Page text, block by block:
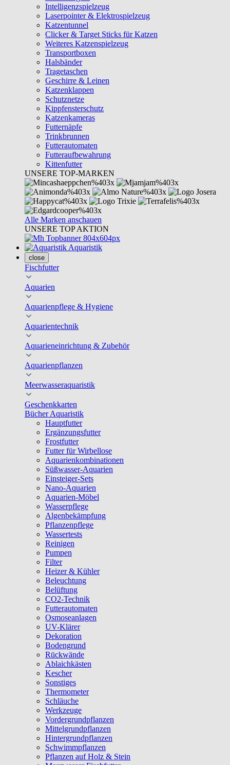
Intelligenzspielzeug
Laserpointer & Elektrospielzeug
Katzentunnel
Clicker & Target Sticks für Katzen
Weiteres Katzenspielzeug
Transportboxen
Halsbänder
Tragetaschen
Geschirre & Leinen
Katzenklappen
Schutznetze
Kippfensterschutz
Katzenkameras
Futternäpfe
Trinkbrunnen
Futterautomaten
Futteraufbewahrung
Kittenfutter
UNSERE TOP-MARKEN
Alle Marken anschauen
UNSERE TOP AKTION
Aquaristik
close
Fischfutter
Aquarien
Aquarienpflege & Hygiene
Aquarientechnik
Aquarieneinrichtung & Zubehör
Aquarienpflanzen
Meerwasseraquaristik
Geschenkkarten
Bücher Aquaristik
Hauptfutter
Ergänzungsfutter
Frostfutter
Futter für Wirbellose
Aquarienkombinationen
Süßwasser-Aquarien
Einsteiger-Sets
Nano-Aquarien
Aquarien-Möbel
Wasserpflege
Algenbekämpfung
Pflanzenpflege
Wassertests
Reinigen
Pumpen
Filter
Heizer & Kühler
Beleuchtung
Belüftung
CO2-Technik
Futterautomaten
Osmoseanlagen
UV-Klärer
Dekoration
Bodengrund
Rückwände
Ablaichkästen
Kescher
Sonstiges
Thermometer
Schläuche
Werkzeuge
Vordergrundpflanzen
Mittelgrundpflanzen
Hintergrundpflanzen
Schwimmpflanzen
Pflanzen auf Holz & Stein